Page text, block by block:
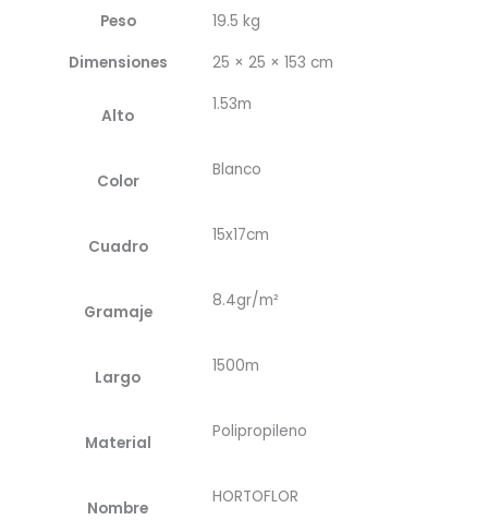
Peso
19.5 kg
Dimensiones
25 × 25 × 153 cm
Alto
1.53m
Color
Blanco
Cuadro
15x17cm
Gramaje
8.4gr/m²
Largo
1500m
Material
Polipropileno
Nombre
HORTOFLOR